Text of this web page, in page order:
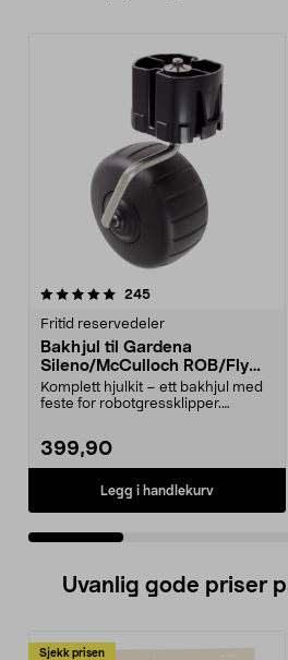
245anmeldelser
Fritid reservedeler
Bakhjul til Gardena
Sileno/McCulloch ROB/Flymo
Easilife
Komplett hjulkit – ett bakhjul med
feste for robotgressklipper.
399,90
Legg i handlekurv
5.0 av 5 stjerner
Uvanlig gode priser
Sjekk prisen